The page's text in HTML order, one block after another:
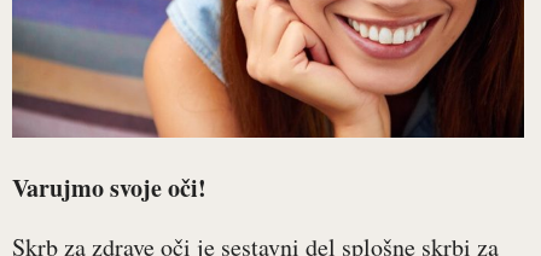
Varujmo svoje oči!
Skrb za zdrave oči je sestavni del splošne skrbi za